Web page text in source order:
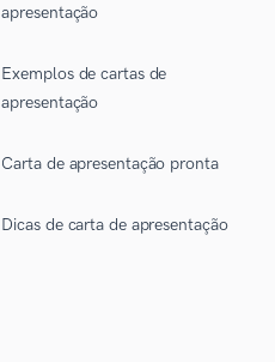
apresentação
Exemplos de cartas de
apresentação
Carta de apresentação pronta
Dicas de carta de apresentação